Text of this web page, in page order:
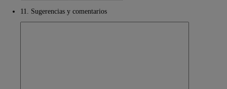
11. Sugerencias y comentarios